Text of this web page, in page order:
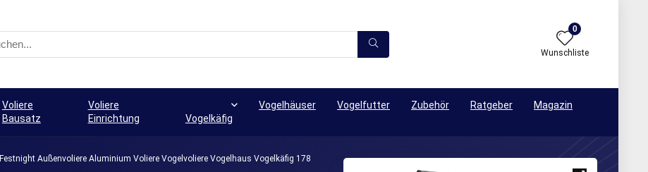
0
Wunschliste
Voliere
Bausatz
Voliere
Einrichtung
Vogelkäfig
Vogelhäuser Vogelfutter Zubehör Ratgeber Magazin
Festnight Außenvoliere Aluminium Voliere Vogelvoliere Vogelhaus Vogelkäfig 178